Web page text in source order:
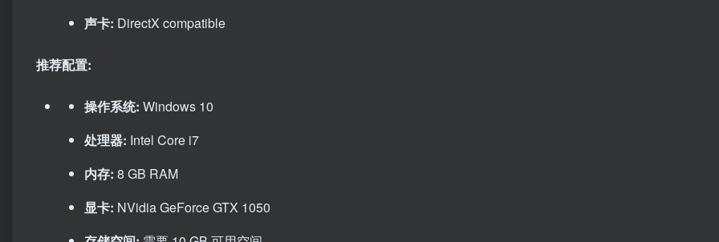
声卡: DirectX compatible
推荐配置:
操作系统: Windows 10
处理器: Intel Core i7
内存: 8 GB RAM
显卡: NVidia GeForce GTX 1050